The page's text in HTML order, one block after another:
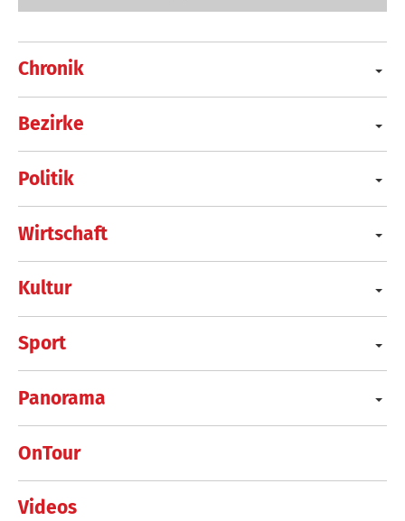
Chronik
Bezirke
Politik
Wirtschaft
Kultur
Sport
Panorama
OnTour
Videos